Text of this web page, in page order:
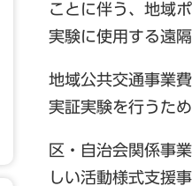
ことに伴う、地域
実験に使用する遠
地域公共交通事業
実証実験を行うた
区・自治会関係事
しい活動様式支援